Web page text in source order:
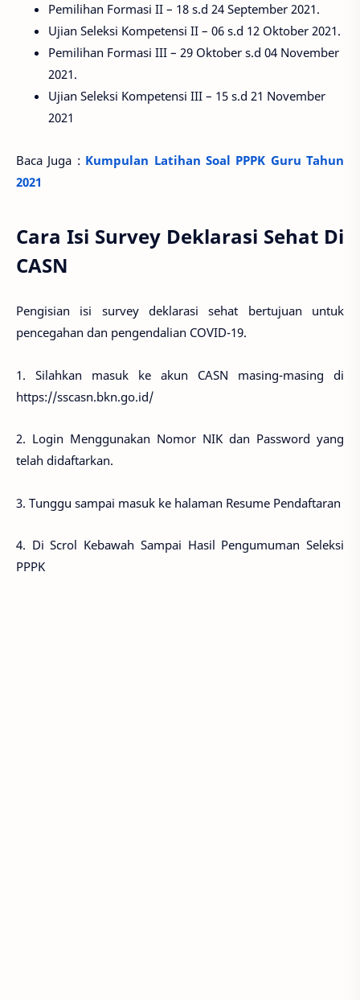
Pemilihan Formasi II – 18 s.d 24 September 2021.
Ujian Seleksi Kompetensi II – 06 s.d 12 Oktober 2021.
Pemilihan Formasi III – 29 Oktober s.d 04 November
2021.
Ujian Seleksi Kompetensi III – 15 s.d 21 November
2021
Baca Juga : Kumpulan Latihan Soal PPPK Guru Tahun
2021
Cara Isi Survey Deklarasi Sehat Di
CASN
Pengisian isi survey deklarasi sehat bertujuan untuk
pencegahan dan pengendalian COVID-19.
1. Silahkan masuk ke akun CASN masing-masing di
https://sscasn.bkn.go.id/
2. Login Menggunakan Nomor NIK dan Password yang
telah didaftarkan.
3. Tunggu sampai masuk ke halaman Resume Pendaftaran
4. Di Scrol Kebawah Sampai Hasil Pengumuman Seleksi
PPPK